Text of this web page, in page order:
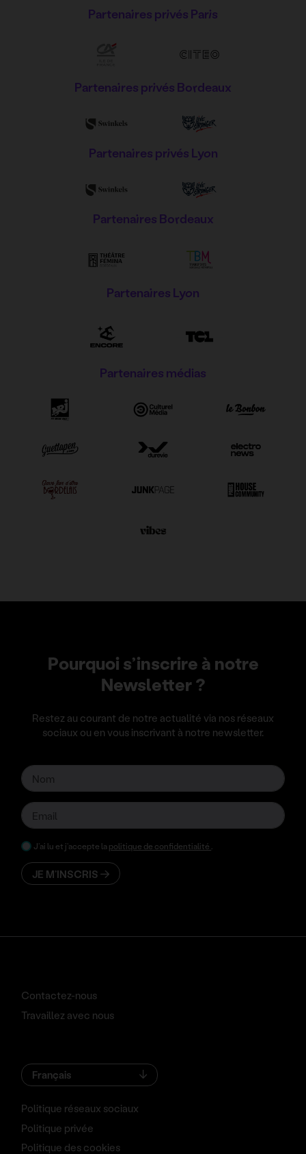
Partenaires privés Paris
Partenaires privés Bordeaux
Partenaires privés Lyon
Partenaires Bordeaux
Partenaires Lyon
Partenaires médias
Pourquoi s’inscrire à notre
Newsletter ?
Restez au courant de notre actualité via nos réseaux
sociaux ou en vous inscrivant à notre newsletter.
J’ai lu et j’accepte la politique de confidentialité .
JE M’INSCRIS
Contactez-nous
Travaillez avec nous
Français
Politique réseaux sociaux
Politique privée
Politique des cookies